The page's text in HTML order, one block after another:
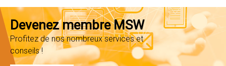
Devenez membre MSW
Profitez de nos nombreux services et
conseils !